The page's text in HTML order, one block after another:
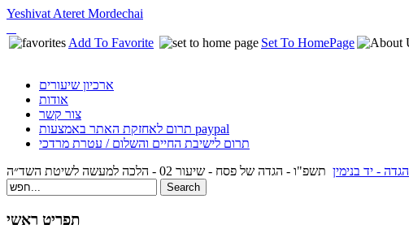
Yeshivat Ateret Mordechai
Add To Favorite Set To HomePage
ארכיון שיעורים
אודות
צור קשר
תרום לאחזקת האתר באמצעות paypal
תרום לישיבת החיים והשלום / עטרת מרדכי
הגדה - יד בנימין תשפ"ו - הגדה של פסח - שיעור 02 - הלכה למעשה לשיטת השד״ה
תפריט ראשי